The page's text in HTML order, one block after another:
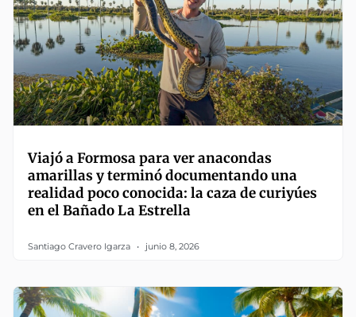
Viajó a Formosa para ver anacondas
amarillas y terminó documentando una
realidad poco conocida: la caza de curiyúes
en el Bañado La Estrella
Santiago Cravero Igarza junio 8, 2026